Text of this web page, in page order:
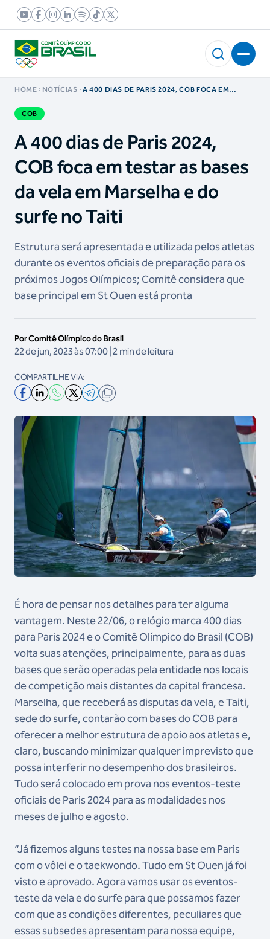
HOME NOTÍCIAS
A 400 DIAS DE PARIS 2024, COB FOCA EM
COB
A 400 dias de Paris 2024,
COB foca em testar as bases
da vela em Marselha e do
surfe no Taiti
Estrutura será apresentada e utilizada pelos atletas
durante os eventos oficiais de preparação para os
próximos Jogos Olímpicos; Comitê considera que
base principal em St Ouen está pronta
Por Comitê Olímpico do Brasil
22 de jun, 2023 às 07:00 | 2 min de leitura
COMPARTILHE VIA:
É hora de pensar nos detalhes para ter alguma
vantagem. Neste 22/06, o relógio marca 400 dias
para Paris 2024 e o Comitê Olímpico do Brasil (COB)
volta suas atenções, principalmente, para as duas
bases que serão operadas pela entidade nos locais
de competição mais distantes da capital francesa.
Marselha, que receberá as disputas da vela, e Taiti,
sede do surfe, contarão com bases do COB para
oferecer a melhor estrutura de apoio aos atletas e,
claro, buscando minimizar qualquer imprevisto que
possa interferir no desempenho dos brasileiros.
Tudo será colocado em prova nos eventos-teste
oficiais de Paris 2024 para as modalidades nos
meses de julho e agosto.
“Já fizemos alguns testes na nossa base em Paris
com o vôlei e o taekwondo. Tudo em St Ouen já foi
visto e aprovado. Agora vamos usar os eventos-
teste da vela e do surfe para que possamos fazer
com que as condições diferentes, peculiares que
essas subsedes apresentam para nossa equipe,